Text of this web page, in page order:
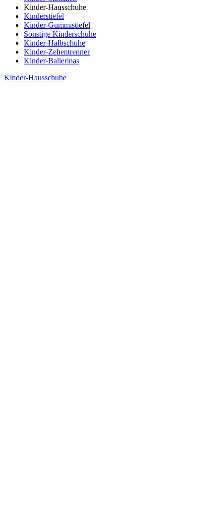
Kinder-Hausschuhe
Kinderstiefel
Kinder-Gummistiefel
Sonstige Kinderschuhe
Kinder-Halbschuhe
Kinder-Zehentrenner
Kinder-Ballerinas
Kinder-Hausschuhe